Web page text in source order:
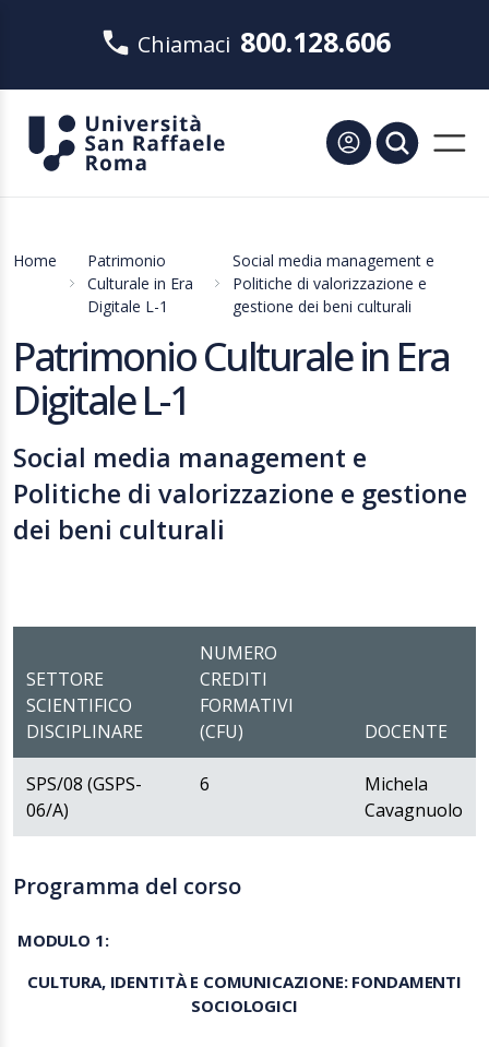
Chiamaci 800.128.606
Home
Patrimonio
Culturale in Era
Digitale L-1
Social media management e
Politiche di valorizzazione e
gestione dei beni culturali
Patrimonio Culturale in Era
Digitale L-1
Social media management e
Politiche di valorizzazione e gestione
dei beni culturali
SETTORE
SCIENTIFICO
DISCIPLINARE
NUMERO
CREDITI
FORMATIVI
(CFU)
DOCENTE
SPS/08 (GSPS-
06/A)
6
Michela
Cavagnuolo
Programma del corso
MODULO 1:
CULTURA, IDENTITÀ E COMUNICAZIONE: FONDAMENTI
SOCIOLOGICI